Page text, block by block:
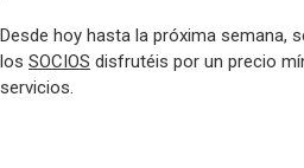
Desde hoy hasta la próxima semana,
los SOCIOS disfrutéis por un precio
servicios.